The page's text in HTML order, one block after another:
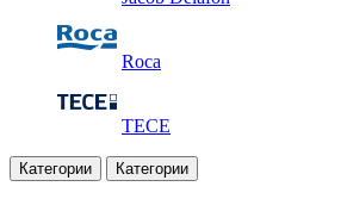
Roca
TECE
Категории Категории